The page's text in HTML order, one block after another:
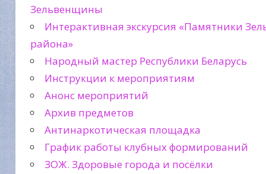
Зельвенщины
Интерактивная экскурсия «Памятники
района»
Народный мастер Республики Беларусь
Инструкции к мероприятиям
Анонс мероприятий
Архив предметов
Антинаркотическая площадка
График работы клубных формирований
ЗОЖ. Здоровые города и посёлки